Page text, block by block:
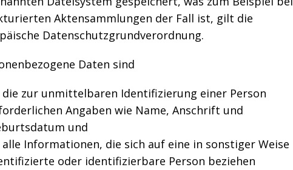
Aktensammlungen der Fall ist, gilt die
Datenschutzgrundverordnung.
Daten sind
die zur unmittelbaren Identifizierung einer Person
Angaben wie Name, Anschrift und
und
alle Informationen, die sich auf eine in sonstiger Weise
oder identifizierbare Person beziehen